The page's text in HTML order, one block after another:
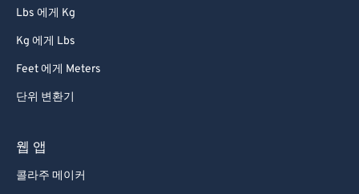
Lbs 에게 Kg
Kg 에게 Lbs
Feet 에게 Meters
단위 변환기
웹 앱
콜라주 메이커